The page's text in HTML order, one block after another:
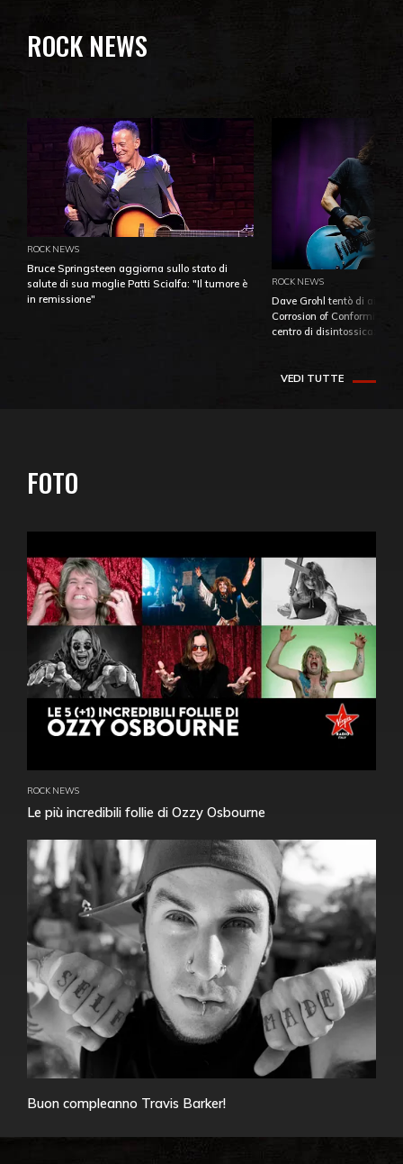
ROCK NEWS
ROCK NEWS
Bruce Springsteen aggiorna sullo stato di
salute di sua moglie Patti Scialfa: "Il tumore è
in remissione"
ROCK NEWS
Dave Grohl tentò di
Corrosion of Conformity
centro di
VEDI TUTTE
FOTO
ROCK NEWS
Le più incredibili follie di Ozzy Osbourne
Buon compleanno Travis Barker!